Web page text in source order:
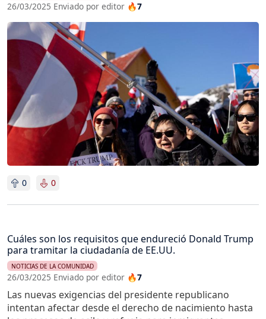
26/03/2025 Enviado por editor 🔥7
Imagen
0 0
Cuáles son los requisitos que endureció Donald Trump
para tramitar la ciudadanía de EE.UU.
NOTICIAS DE LA COMUNIDAD
26/03/2025 Enviado por editor 🔥7
Las nuevas exigencias del presidente republicano
intentan afectar desde el derecho de nacimiento hasta